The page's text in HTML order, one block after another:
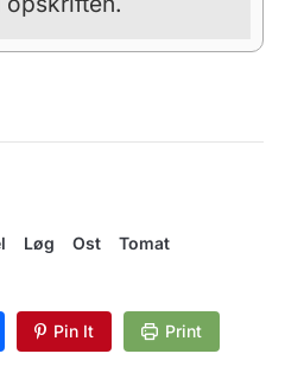
Løg Ost Tomat
Pin It Print